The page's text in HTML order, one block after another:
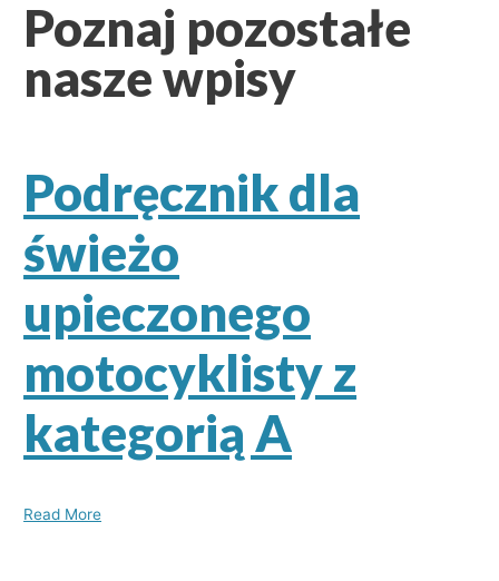
Poznaj pozostałe
nasze wpisy
Podręcznik dla
świeżo
upieczonego
motocyklisty z
kategorią A
Read More